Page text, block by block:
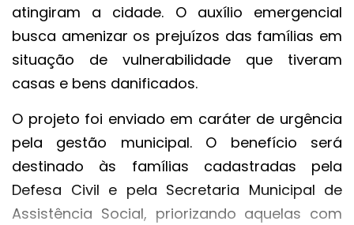
atingiram a cidade. O auxílio emergencial
busca amenizar os prejuízos das famílias em
situação de vulnerabilidade que tiveram
casas e bens danificados.
O projeto foi enviado em caráter de urgência
pela gestão municipal. O benefício será
destinado às famílias cadastradas pela
Defesa Civil e pela Secretaria Municipal de
Assistência Social, priorizando aquelas com